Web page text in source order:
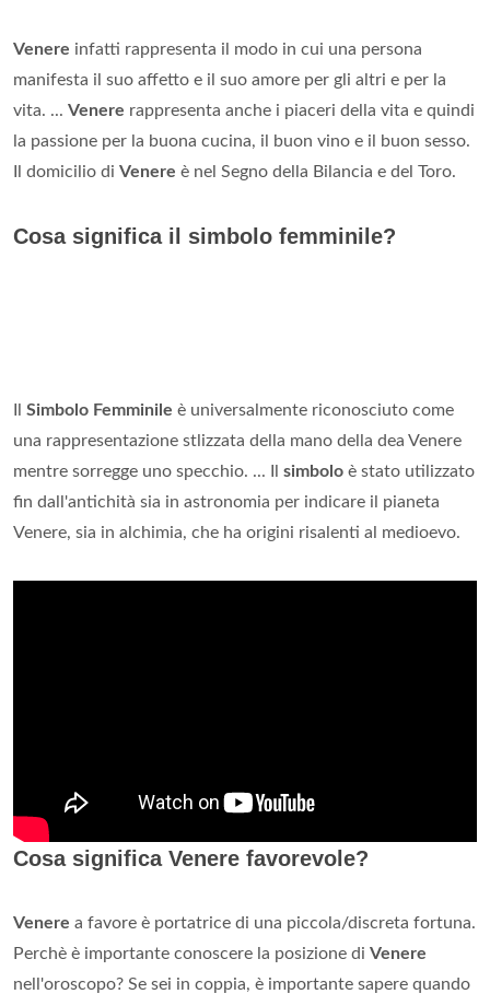
Venere infatti rappresenta il modo in cui una persona
manifesta il suo affetto e il suo amore per gli altri e per la
vita. ... Venere rappresenta anche i piaceri della vita e quindi
la passione per la buona cucina, il buon vino e il buon sesso.
Il domicilio di Venere è nel Segno della Bilancia e del Toro.
Cosa significa il simbolo femminile?
Simbolo Femminile è universalmente riconosciuto come
una rappresentazione stlizzata della mano della dea Venere
mentre sorregge uno specchio. ... Il simbolo è stato utilizzato
fin dall'antichità sia in astronomia per indicare il pianeta
Venere, sia in alchimia, che ha origini risalenti al medioevo.
Cosa significa Venere favorevole?
Venere a favore è portatrice di una piccola/discreta fortuna.
Perchè è importante conoscere la posizione di Venere
nell'oroscopo? Se sei in coppia, è importante sapere quando